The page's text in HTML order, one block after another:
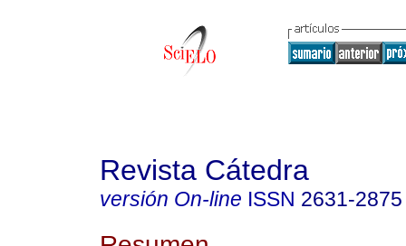
Revista Cátedra
versión On-line ISSN 2631-2875